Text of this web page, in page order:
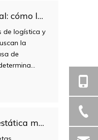
Revolución espacial: cómo las cajas plegables de plástico remodelan la logística moderna y la eficiencia del almacenamiento con la 'plegabilidad'
de logística y
la
de
Entre las
diseño
Una bandeja antiestática moldeada por soplado de 1230*830 especialmente diseñada para la logística de evaporadores de aire acondicionado automotriz